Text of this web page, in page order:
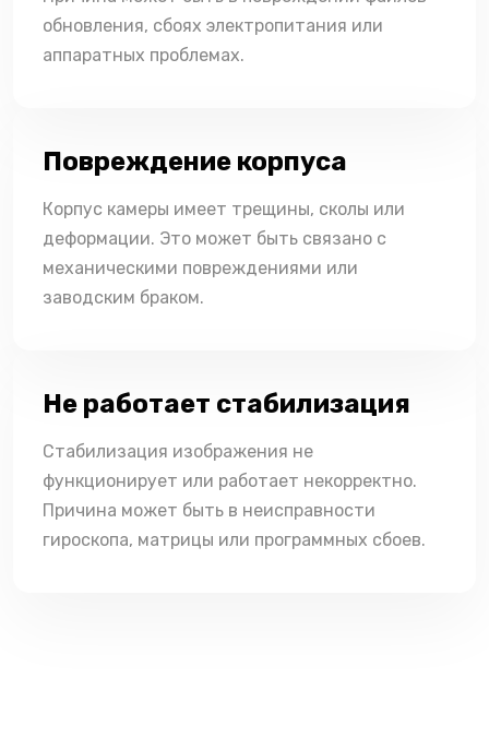
обновления, сбоях электропитания или
аппаратных проблемах.
Повреждение корпуса
Корпус камеры имеет трещины, сколы или
деформации. Это может быть связано с
механическими повреждениями или
заводским браком.
Не работает стабилизация
Стабилизация изображения не
функционирует или работает некорректно.
Причина может быть в неисправности
гироскопа, матрицы или программных сбоев.